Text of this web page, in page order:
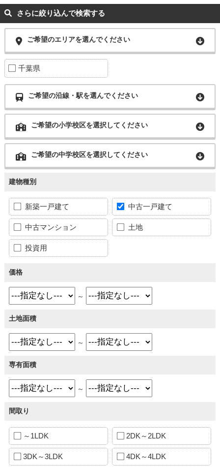
さらに絞り込んで検索する
ご希望のエリアを選んでください
千葉県
ご希望の沿線・駅を選んでください
ご希望の小学校区を選択してください
ご希望の中学校区を選択してください
建物種別
新築一戸建て 中古一戸建て
中古マンション 土地
投資用
価格
～
土地面積
～
専有面積
～
間取り
～1LDK 2DK～2LDK
3DK～3LDK 4DK～4LDK